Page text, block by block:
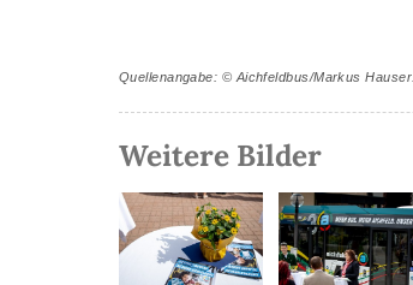
Quellenangabe: © Aichfeldbus/Markus Hauser.
Weitere Bilder